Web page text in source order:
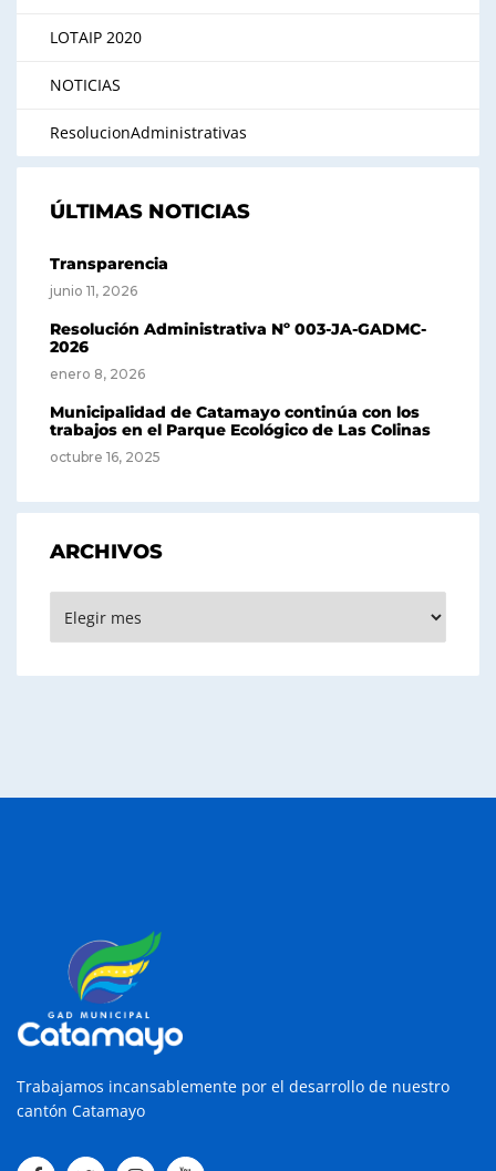
LOTAIP 2020
NOTICIAS
ResolucionAdministrativas
ÚLTIMAS NOTICIAS
Transparencia
junio 11, 2026
Resolución Administrativa Nº 003-JA-GADMC-
2026
enero 8, 2026
Municipalidad de Catamayo continúa con los
trabajos en el Parque Ecológico de Las Colinas
octubre 16, 2025
ARCHIVOS
Trabajamos incansablemente por el desarrollo de nuestro
cantón Catamayo